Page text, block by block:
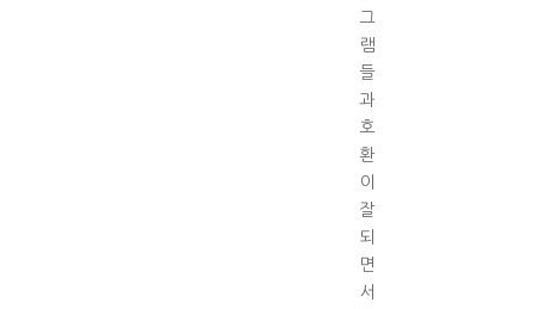
그
램
들
과
호
환
이
잘
되
면
서